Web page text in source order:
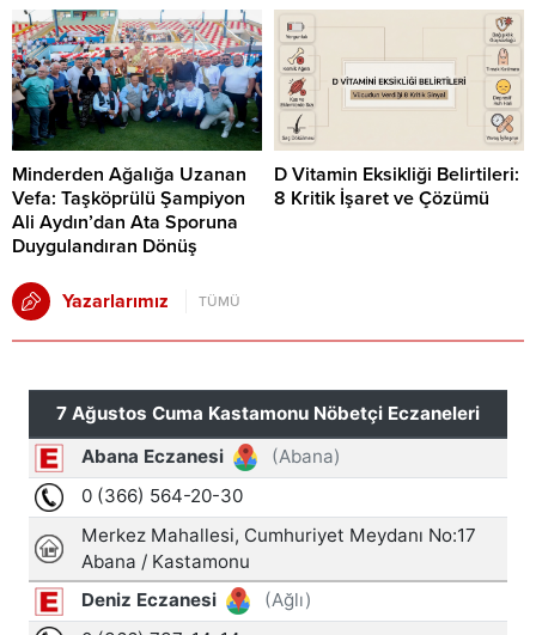
Minderden Ağalığa Uzanan
Vefa: Taşköprülü Şampiyon
Ali Aydın’dan Ata Sporuna
Duygulandıran Dönüş
D Vitamin Eksikliği Belirtileri:
8 Kritik İşaret ve Çözümü
Yazarlarımız TÜMÜ